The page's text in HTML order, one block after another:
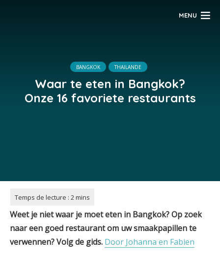
MENU
BANGKOK THAILANDE
Waar te eten in Bangkok?
Onze 16 favoriete restaurants
Weet je niet waar je moet eten in Bangkok? Op zoek
naar een goed restaurant om uw smaakpapillen te
verwennen? Volg de gids. Door Johanna en Fabien